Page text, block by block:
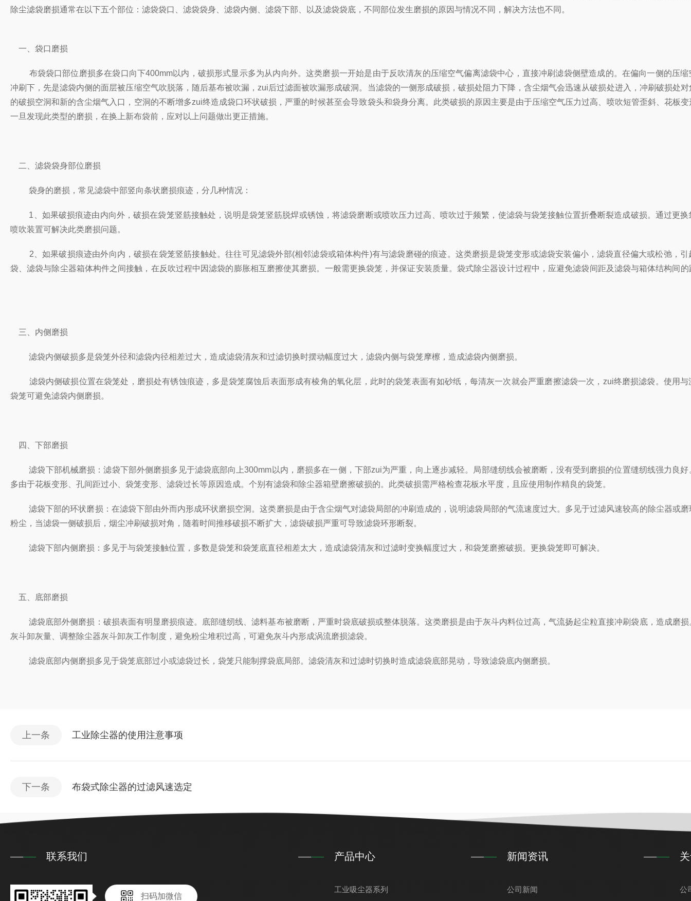
除尘滤袋磨损通常在以下五个部位：滤袋袋口、滤袋袋身、滤袋内侧、滤袋下部、以及滤袋袋底，不同部位发生磨损的原因与情况不同，解决方法也不同。
一、袋口磨损
布袋袋口部位磨损多在袋口向下400mm以内，破损形式显示多为从内向外。这类磨损一开始是由于反吹清灰的压缩空气偏离滤袋中心，直接冲刷滤袋侧壁造成的。在偏向一侧的压缩
冲刷下，先是滤袋内侧的面层被压缩空气吹脱落，随后基布被吹漏，zui后过滤面被吹漏形成破洞。当滤袋的一侧形成破损，破损处阻力下降，含尘烟气会迅速从破损处进入，冲刷破损处
的破损空洞和新的含尘烟气入口，空洞的不断增多zui终造成袋口环状破损，严重的时候甚至会导致袋头和袋身分离。此类破损的原因主要是由于压缩空气压力过高、喷吹短管歪斜、花板
一旦发现此类型的磨损，在换上新布袋前，应对以上问题做出更正措施。
二、滤袋袋身部位磨损
袋身的磨损，常见滤袋中部竖向条状磨损痕迹，分几种情况：
1、如果破损痕迹由内向外，破损在袋笼竖筋接触处，说明是袋笼竖筋脱焊或锈蚀，将滤袋磨断或喷吹压力过高、喷吹过于频繁，使滤袋与袋笼接触位置折叠断裂造成破损。通过更换
喷吹装置可解决此类磨损问题。
2、如果破损痕迹由外向内，破损在袋笼竖筋接触处。往往可见滤袋外部(相邻滤袋或箱体构件)有与滤袋磨碰的痕迹。这类磨损是袋笼变形或滤袋安装偏小，滤袋直径偏大或松弛，引
袋、滤袋与除尘器箱体构件之间接触，在反吹过程中因滤袋的膨胀相互磨擦使其磨损。一般需更换袋笼，并保证安装质量。袋式除尘器设计过程中，应避免滤袋间距及滤袋与箱体结构间的
三、内侧磨损
滤袋内侧破损多是袋笼外径和滤袋内径相差过大，造成滤袋清灰和过滤切换时摆动幅度过大，滤袋内侧与袋笼摩檫，造成滤袋内侧磨损。
滤袋内侧破损位置在袋笼处，磨损处有锈蚀痕迹，多是袋笼腐蚀后表面形成有棱角的氧化层，此时的袋笼表面有如砂纸，每清灰一次就会严重磨擦滤袋一次，zui终磨损滤袋。使用与
袋笼可避免滤袋内侧磨损。
四、下部磨损
滤袋下部机械磨损：滤袋下部外侧磨损多见于滤袋底部向上300mm以内，磨损多在一侧，下部zui为严重，向上逐步减轻。局部缝纫线会被磨断，没有受到磨损的位置缝纫线强力良好
多由于花板变形、孔间距过小、袋笼变形、滤袋过长等原因造成。个别有滤袋和除尘器箱壁磨擦破损的。此类破损需严格检查花板水平度，且应使用制作精良的袋笼。
滤袋下部的环状磨损：在滤袋下部由外而内形成环状磨损空洞。这类磨损是由于含尘烟气对滤袋局部的冲刷造成的，说明滤袋局部的气流速度过大。多见于过滤风速较高的除尘器或磨
粉尘，当滤袋一侧破损后，烟尘冲刷破损对角，随着时间推移破损不断扩大，滤袋破损严重可导致滤袋环形断裂。
滤袋下部内侧磨损：多见于与袋笼接触位置，多数是袋笼和袋笼底直径相差太大，造成滤袋清灰和过滤时变换幅度过大，和袋笼磨擦破损。更换袋笼即可解决。
五、底部磨损
滤袋底部外侧磨损：破损表面有明显磨损痕迹。底部缝纫线、滤料基布被磨断，严重时袋底破损或整体脱落。这类磨损是由于灰斗内料位过高，气流扬起尘粒直接冲刷袋底，造成磨损
灰斗卸灰量、调整除尘器灰斗卸灰工作制度，避免粉尘堆积过高，可避免灰斗内形成涡流磨损滤袋。
滤袋底部内侧磨损多见于袋笼底部过小或滤袋过长，袋笼只能制撑袋底局部。滤袋清灰和过滤时切换时造成滤袋底部晃动，导致滤袋底内侧磨损。
上一条 工业除尘器的使用注意事项
下一条 布袋式除尘器的过滤风速选定
联系我们
扫码加微信
产品中心
工业吸尘器系列
新闻资讯
公司新闻 公